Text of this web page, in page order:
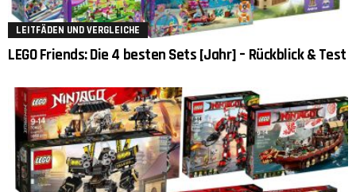
LEITFÄDEN UND VERGLEICHE
LEGO Friends: Die 4 besten Sets [Jahr] – Rückblick & Test